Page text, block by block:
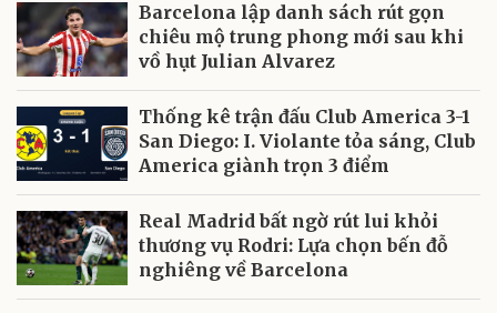
Barcelona lập danh sách rút gọn
chiêu mộ trung phong mới sau khi
vồ hụt Julian Alvarez
Thống kê trận đấu Club America 3-1
San Diego: I. Violante tỏa sáng, Club
America giành trọn 3 điểm
Real Madrid bất ngờ rút lui khỏi
thương vụ Rodri: Lựa chọn bến đỗ
nghiêng về Barcelona